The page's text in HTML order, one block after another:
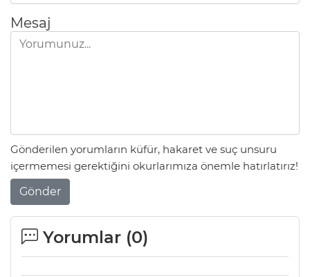
Mesaj
Gönderilen yorumların küfür, hakaret ve suç unsuru
içermemesi gerektiğini okurlarımıza önemle hatırlatırız!
Gönder
Yorumlar (0)